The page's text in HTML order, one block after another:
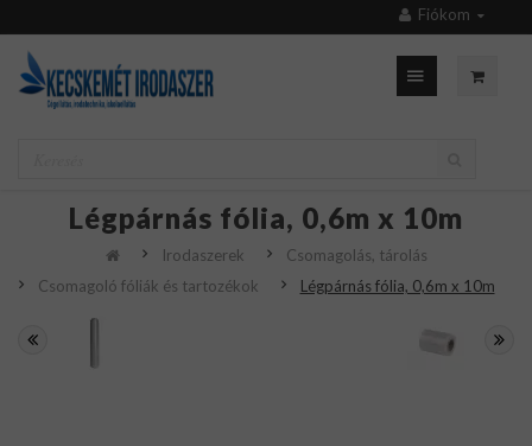
Fiókom
Légpárnás fólia, 0,6m x 10m
Irodaszerek
Csomagolás, tárolás
Csomagoló fóliák és tartozékok
Légpárnás fólia, 0,6m x 10m